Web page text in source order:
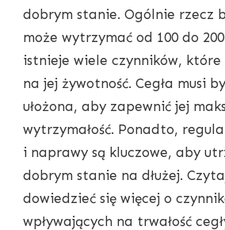
dobrym stanie. Ogólnie rzecz
może wytrzymać od 100 do
istnieje wiele czynników, które
na jej żywotność. Cegła musi
ułożona, aby zapewnić jej
wytrzymałość. Ponadto,
i naprawy są kluczowe, aby
dobrym stanie na dłużej.
dowiedzieć się więcej o
wpływających na trwałość